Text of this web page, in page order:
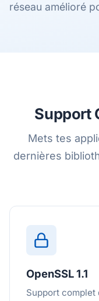
réseau amélioré
Support
Mets tes
dernières
OpenSSL 1.1
Support complet